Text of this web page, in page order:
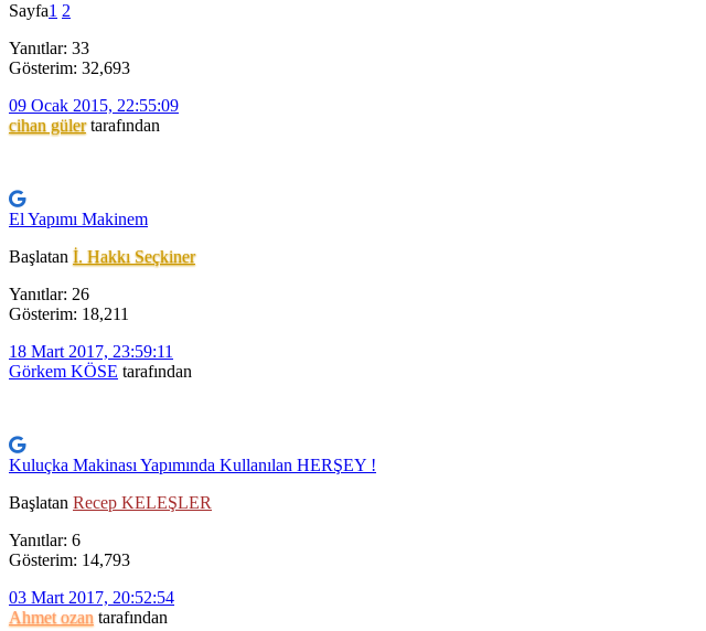
Sayfa1 2
Yanıtlar: 33
Gösterim: 32,693
09 Ocak 2015, 22:55:09
cihan gülertarafından
El Yapımı Makinem
Başlatan İ. Hakkı Seçkiner
Yanıtlar: 26
Gösterim: 18,211
18 Mart 2017, 23:59:11
Görkem KÖSE tarafından
Kuluçka Makinası Yapımında Kullanılan HERŞEY !
Başlatan Recep KELEŞLER
Yanıtlar: 6
Gösterim: 14,793
03 Mart 2017, 20:52:54
Ahmet ozan tarafından